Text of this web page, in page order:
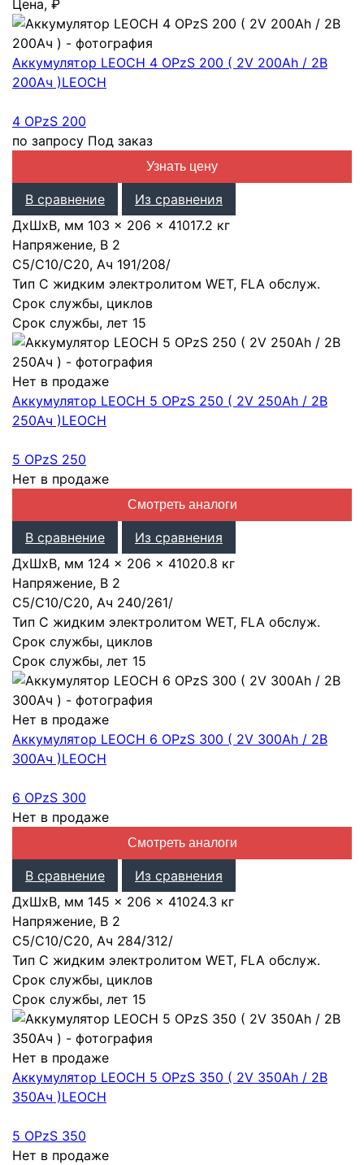
Цена, ₽
Аккумулятор LEOCH 4 OPzS 200 ( 2V 200Ah / 2В
200Ач )LEOCH
4 OPzS 200
по запросу Под заказ
Узнать цену
В сравнение
Из сравнения
ДхШхВ, мм 103 × 206 × 41017.2 кг
Напряжение, В 2
С5/С10/С20, Ач 191/208/
Тип С жидким электролитом WET, FLA обслуж.
Срок службы, циклов
Срок службы, лет 15
Нет в продаже
Аккумулятор LEOCH 5 OPzS 250 ( 2V 250Ah / 2В
250Ач )LEOCH
5 OPzS 250
Нет в продаже
Смотреть аналоги
В сравнение
Из сравнения
ДхШхВ, мм 124 × 206 × 41020.8 кг
Напряжение, В 2
С5/С10/С20, Ач 240/261/
Тип С жидким электролитом WET, FLA обслуж.
Срок службы, циклов
Срок службы, лет 15
Нет в продаже
Аккумулятор LEOCH 6 OPzS 300 ( 2V 300Ah / 2В
300Ач )LEOCH
6 OPzS 300
Нет в продаже
Смотреть аналоги
В сравнение
Из сравнения
ДхШхВ, мм 145 × 206 × 41024.3 кг
Напряжение, В 2
С5/С10/С20, Ач 284/312/
Тип С жидким электролитом WET, FLA обслуж.
Срок службы, циклов
Срок службы, лет 15
Нет в продаже
Аккумулятор LEOCH 5 OPzS 350 ( 2V 350Ah / 2В
350Ач )LEOCH
5 OPzS 350
Нет в продаже